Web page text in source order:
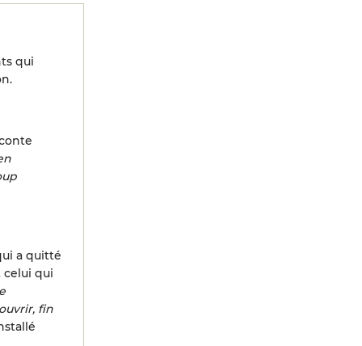
qui
a quitté
celui qui
fin